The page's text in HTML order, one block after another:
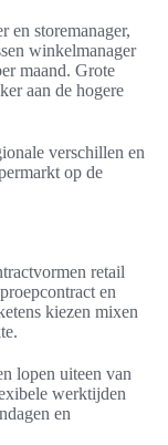
en storemanager,
winkelmanager
maand. Grote
aan de hogere
verschillen en
op de
retail
en
kiezen mixen
lopen uiteen van
werktijden
en